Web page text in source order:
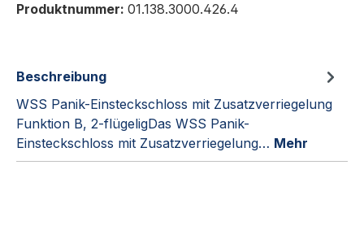
Produktnummer: 01.138.3000.426.4
Beschreibung
WSS Panik-Einsteckschloss mit Zusatzverriegelung
Funktion B, 2-flügeligDas WSS Panik-
Einsteckschloss mit Zusatzverriegelung… Mehr